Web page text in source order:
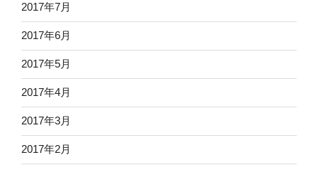
2017年7月
2017年6月
2017年5月
2017年4月
2017年3月
2017年2月